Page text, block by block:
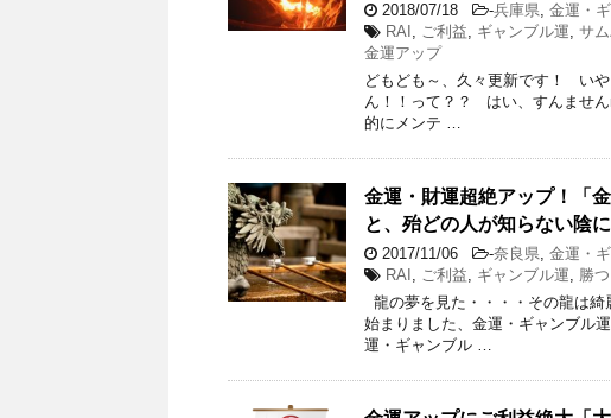
2018/07/18 -兵庫県, 金運・
RAI , ご利益, ギャンブル運, サ
金運アップ
どもども～、久々更新です！ い
ん！！って？？ はい、すんませ
的にメンテ …
金運・財運超絶アップ！「
と、殆どの人が知らない陰
2017/11/06 -奈良県, 金運・
RAI , ご利益, ギャンブル運, 勝つ
龍の夢を見た・・・・その龍は
始まりました、金運・ギャンブル
運・ギャンブル …